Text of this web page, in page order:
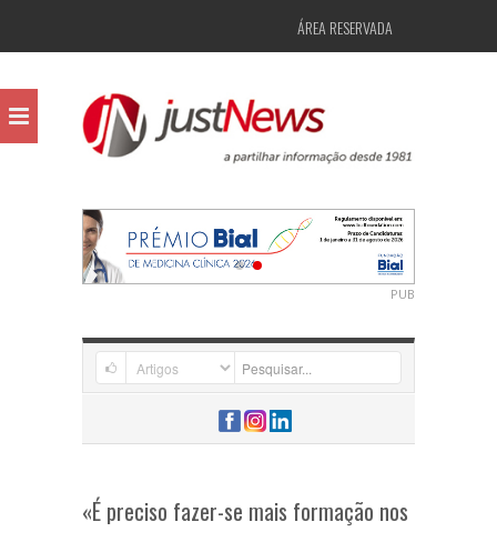
ÁREA RESERVADA
PUB
«É preciso fazer-se mais formação nos